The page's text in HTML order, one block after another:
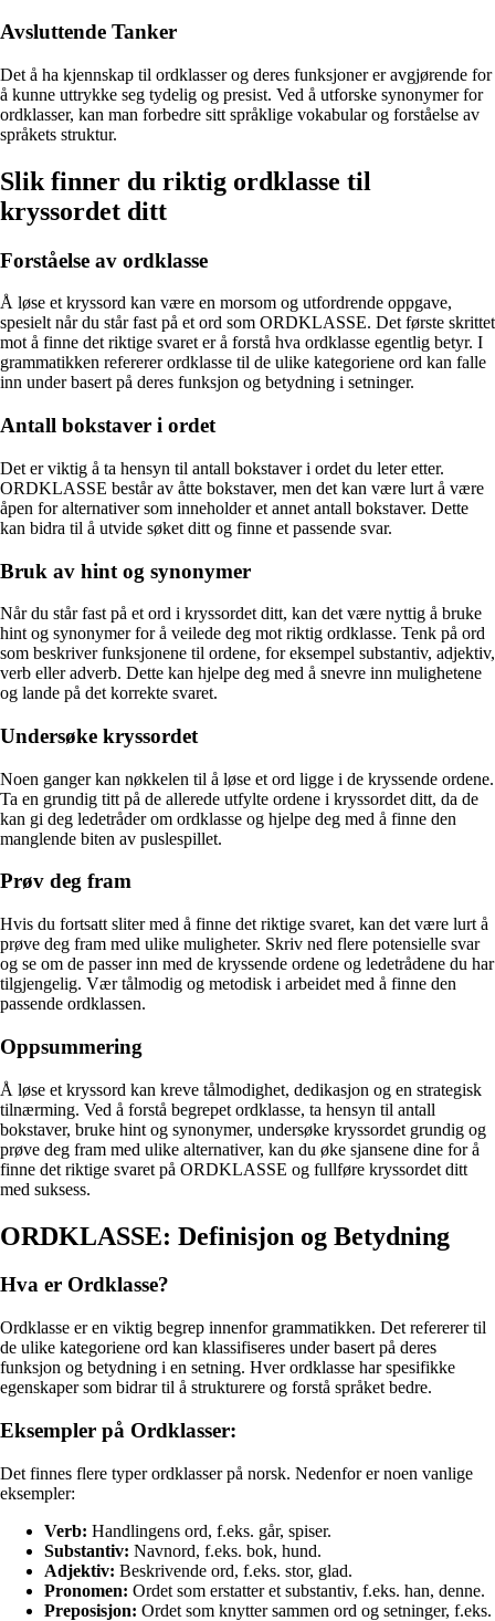
Avsluttende Tanker
Det å ha kjennskap til ordklasser og deres funksjoner er avgjørende for
å kunne uttrykke seg tydelig og presist. Ved å utforske synonymer for
ordklasser, kan man forbedre sitt språklige vokabular og forståelse av
språkets struktur.
Slik finner du riktig ordklasse til
kryssordet ditt
Forståelse av ordklasse
Å løse et kryssord kan være en morsom og utfordrende oppgave,
spesielt når du står fast på et ord som ORDKLASSE. Det første skrittet
mot å finne det riktige svaret er å forstå hva ordklasse egentlig betyr. I
grammatikken refererer ordklasse til de ulike kategoriene ord kan falle
inn under basert på deres funksjon og betydning i setninger.
Antall bokstaver i ordet
Det er viktig å ta hensyn til antall bokstaver i ordet du leter etter.
ORDKLASSE består av åtte bokstaver, men det kan være lurt å være
åpen for alternativer som inneholder et annet antall bokstaver. Dette
kan bidra til å utvide søket ditt og finne et passende svar.
Bruk av hint og synonymer
Når du står fast på et ord i kryssordet ditt, kan det være nyttig å bruke
hint og synonymer for å veilede deg mot riktig ordklasse. Tenk på ord
som beskriver funksjonene til ordene, for eksempel substantiv, adjektiv,
verb eller adverb. Dette kan hjelpe deg med å snevre inn mulighetene
og lande på det korrekte svaret.
Undersøke kryssordet
Noen ganger kan nøkkelen til å løse et ord ligge i de kryssende ordene.
Ta en grundig titt på de allerede utfylte ordene i kryssordet ditt, da de
kan gi deg ledetråder om ordklasse og hjelpe deg med å finne den
manglende biten av puslespillet.
Prøv deg fram
Hvis du fortsatt sliter med å finne det riktige svaret, kan det være lurt å
prøve deg fram med ulike muligheter. Skriv ned flere potensielle svar
og se om de passer inn med de kryssende ordene og ledetrådene du har
tilgjengelig. Vær tålmodig og metodisk i arbeidet med å finne den
passende ordklassen.
Oppsummering
Å løse et kryssord kan kreve tålmodighet, dedikasjon og en strategisk
tilnærming. Ved å forstå begrepet ordklasse, ta hensyn til antall
bokstaver, bruke hint og synonymer, undersøke kryssordet grundig og
prøve deg fram med ulike alternativer, kan du øke sjansene dine for å
finne det riktige svaret på ORDKLASSE og fullføre kryssordet ditt
med suksess.
ORDKLASSE: Definisjon og Betydning
Hva er Ordklasse?
Ordklasse er en viktig begrep innenfor grammatikken. Det refererer til
de ulike kategoriene ord kan klassifiseres under basert på deres
funksjon og betydning i en setning. Hver ordklasse har spesifikke
egenskaper som bidrar til å strukturere og forstå språket bedre.
Eksempler på Ordklasser:
Det finnes flere typer ordklasser på norsk. Nedenfor er noen vanlige
eksempler:
Verb: Handlingens ord, f.eks. går, spiser.
Substantiv: Navnord, f.eks. bok, hund.
Adjektiv: Beskrivende ord, f.eks. stor, glad.
Pronomen: Ordet som erstatter et substantiv, f.eks. han, denne.
Preposisjon: Ordet som knytter sammen ord og setninger, f.eks.